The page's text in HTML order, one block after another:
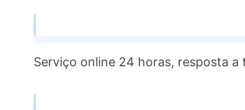
Serviço online 24 horas, resposta